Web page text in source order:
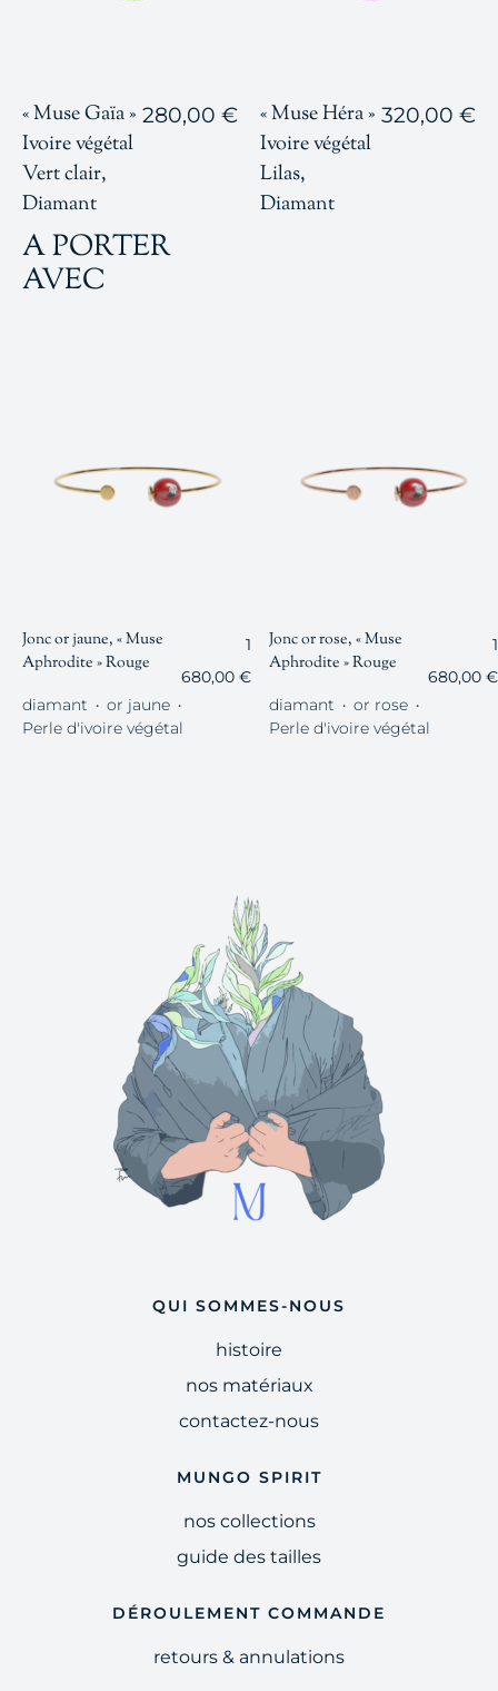
« Muse Gaïa »
Ivoire végétal
Vert clair,
Diamant
280,00 €
« Muse Héra »
Ivoire végétal
Lilas,
Diamant
320,00 €
A PORTER
AVEC
Jonc or jaune, « Muse
Aphrodite » Rouge
1
680,00€
diamant ・ or jaune ・
Perle d'ivoire végétal
Jonc or rose, « Muse
Aphrodite » Rouge
1
680,00 €
diamant ・ or rose・
Perle d'ivoire végétal
QUI SOMMES-NOUS
histoire
nos matériaux
contactez-nous
MUNGO SPIRIT
nos collections
guide des tailles
DÉROULEMENT COMMANDE
retours & annulations